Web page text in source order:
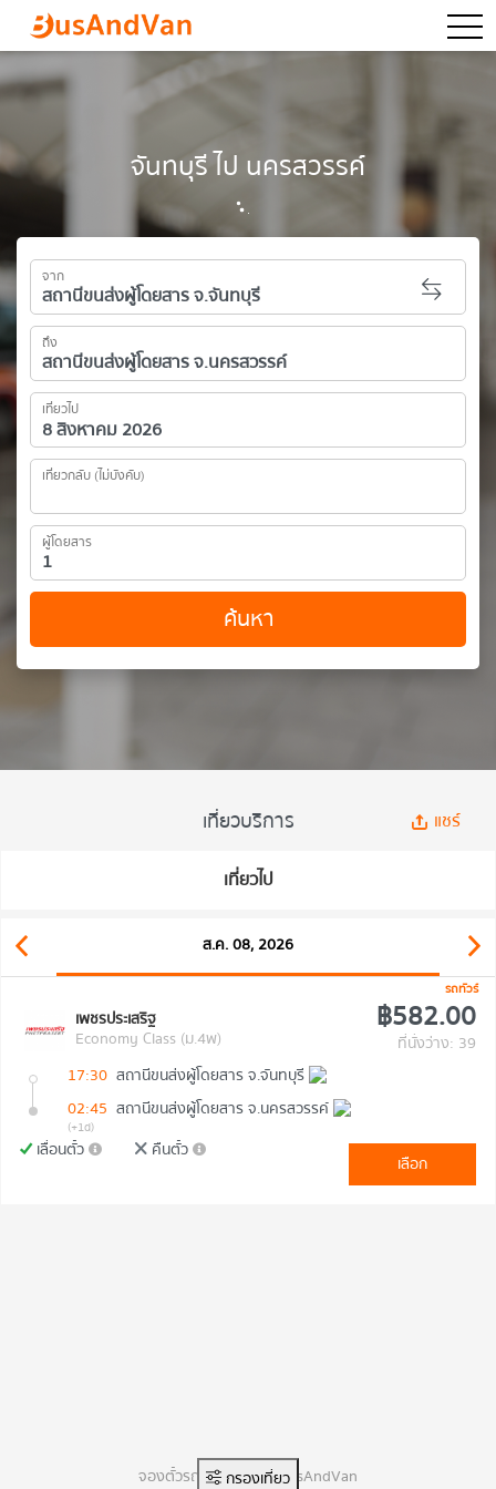
จันทบุรี ไป นครสวรรค์
จาก
ถึง
เที่ยวไป
เที่ยวกลับ (ไม่บังคับ)
ผู้โดยสาร
ค้นหา
เที่ยวบริการ แชร์
เที่ยวไป
ส.ค. 08, 2026
รถทัวร์
เพชรประเสริฐ
Economy Class (ม.4พ)
฿582.00
ที่นั่งว่าง: 39
17:30 สถานีขนส่งผู้โดยสาร จ.จันทบุรี
02:45 สถานีขนส่งผู้โดยสาร จ.นครสวรรค์
(+1d)
เลื่อนตั๋ว คืนตั๋ว
เลือก
กรองเที่ยว
จองตั๋วรถทัวร์ออนไลน์ BusAndVan